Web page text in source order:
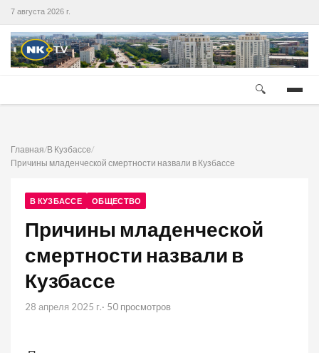
7 августа 2026 г.
🔍
Главная/В Кузбассе/
Причины младенческой смертности назвали в Кузбассе
В КУЗБАССЕ ОБЩЕСТВО
Причины младенческой
смертности назвали в
Кузбассе
28 апреля 2025 г.· 50 просмотров